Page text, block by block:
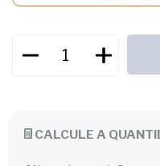
CALCULE A